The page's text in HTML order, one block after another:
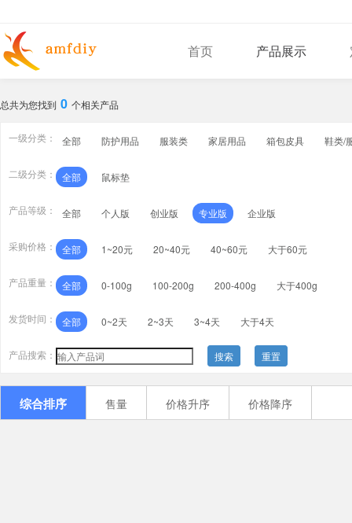
首页 产品展示
总共为您找到 0 个相关产品
一级分类： 全部 防护用品 服装类 家居用品 箱包皮具 鞋类/
二级分类： 全部 鼠标垫
产品等级： 全部 个人版 创业版 专业版 企业版
采购价格： 全部 1~20元 20~40元 40~60元 大于60元
产品重量： 全部 0-100g 100-200g 200-400g 大于400g
发货时间： 全部 0~2天 2~3天 3~4天 大于4天
产品搜索： 搜索 重置
综合排序 售量 价格升序 价格降序